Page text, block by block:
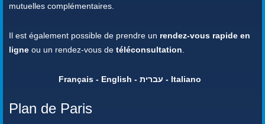
mutuelles complémentaires.
Il est également possible de prendre un rendez-vous rapide en
ligne ou un rendez-vous de téléconsultation
Français - English - עברית - Italiano
Plan de Paris